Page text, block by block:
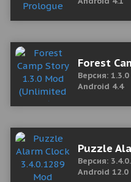
Forest
Версия: 1.3.0
Android 4.4
Puzzle
Версия:
Android 12.0